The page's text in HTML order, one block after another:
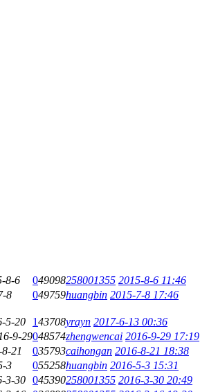
8-6 049098258001355 2015-8-6 11:46
8 049759huangbin 2015-7-8 17:46
5-20 143708yrayn 2017-6-13 00:36
9-29048574zhengwencai 2016-9-29 17:19
21 035793caihongan 2016-8-21 18:38
3 055258huangbin 2016-5-3 15:31
3-30 045390258001355 2016-3-30 20:49